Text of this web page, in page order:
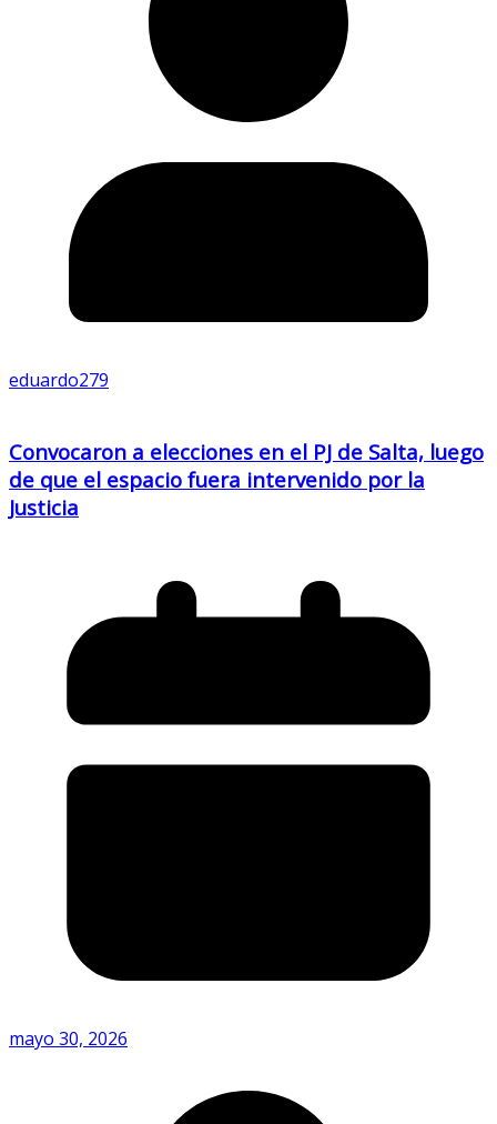
eduardo279
Convocaron a elecciones en el PJ de Salta, luego
de que el espacio fuera intervenido por la
Justicia
mayo 30, 2026